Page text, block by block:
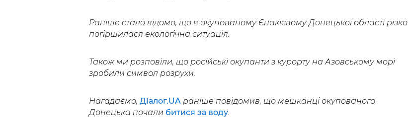
Раніше стало відомо, що в окупованому Єнакієвому Донецької області різко
погіршилася екологічна ситуація.
Також ми розповіли, що російські окупанти з курорту на Азовському морі
зробили символ розрухи.
Нагадаємо, Діалог.UAраніше повідомив, що мешканці окупованого
Донецька почали битися за воду.